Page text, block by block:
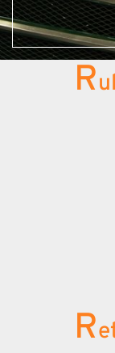
R
R